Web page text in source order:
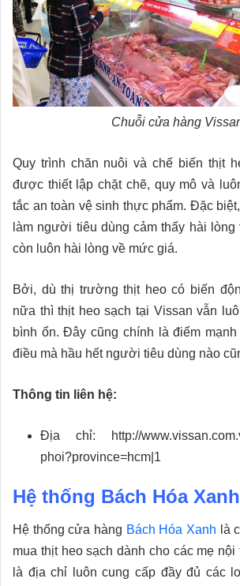
Chuỗi cửa hàng
Quy trình chăn nuôi và chế biến thịt
được thiết lập chặt chẽ, quy mô và
tắc an toàn vệ sinh thực phẩm. Đặc
làm người tiêu dùng cảm thấy hài
còn luôn hài lòng về mức giá.
Bởi, dù thị trường thịt heo có biến
nữa thì thịt heo sạch tại Vissan vẫn
bình ổn. Đây cũng chính là điểm
điều mà hầu hết người tiêu dùng nào
Thông tin liên hệ:
Địa chỉ: http://
phoi?province=hcm|1
Hệ thống Bách Hóa Xanh
Hệ thống cửa hàng Bách Hóa Xanh là
mua thịt heo sạch dành cho các mẹ
là địa chỉ luôn cung cấp đầy đủ các